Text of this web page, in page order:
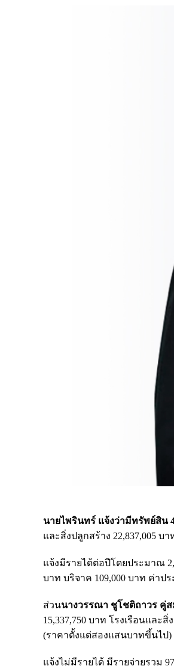
นายไพรินทร์ แจ้งว่ามีทรัพย์สิน
และสิ่งปลูกสร้าง 22,837,005
แจ้งมีรายได้ต่อปีโดยประมาณ
บาท บริจาค 109,000 บาท ค่าป
ส่วนนางวรรณา ชูโชติถาวร คู่ส
15,337,750 บาท โรงเรือนและ
(ราคาตั้งแต่สองแสนบาทขึ้นไป)
แจ้งไม่มีรายได้ มีรายจ่ายรวม